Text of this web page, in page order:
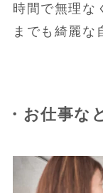
時間で無理な
までも綺麗な
・お仕事な